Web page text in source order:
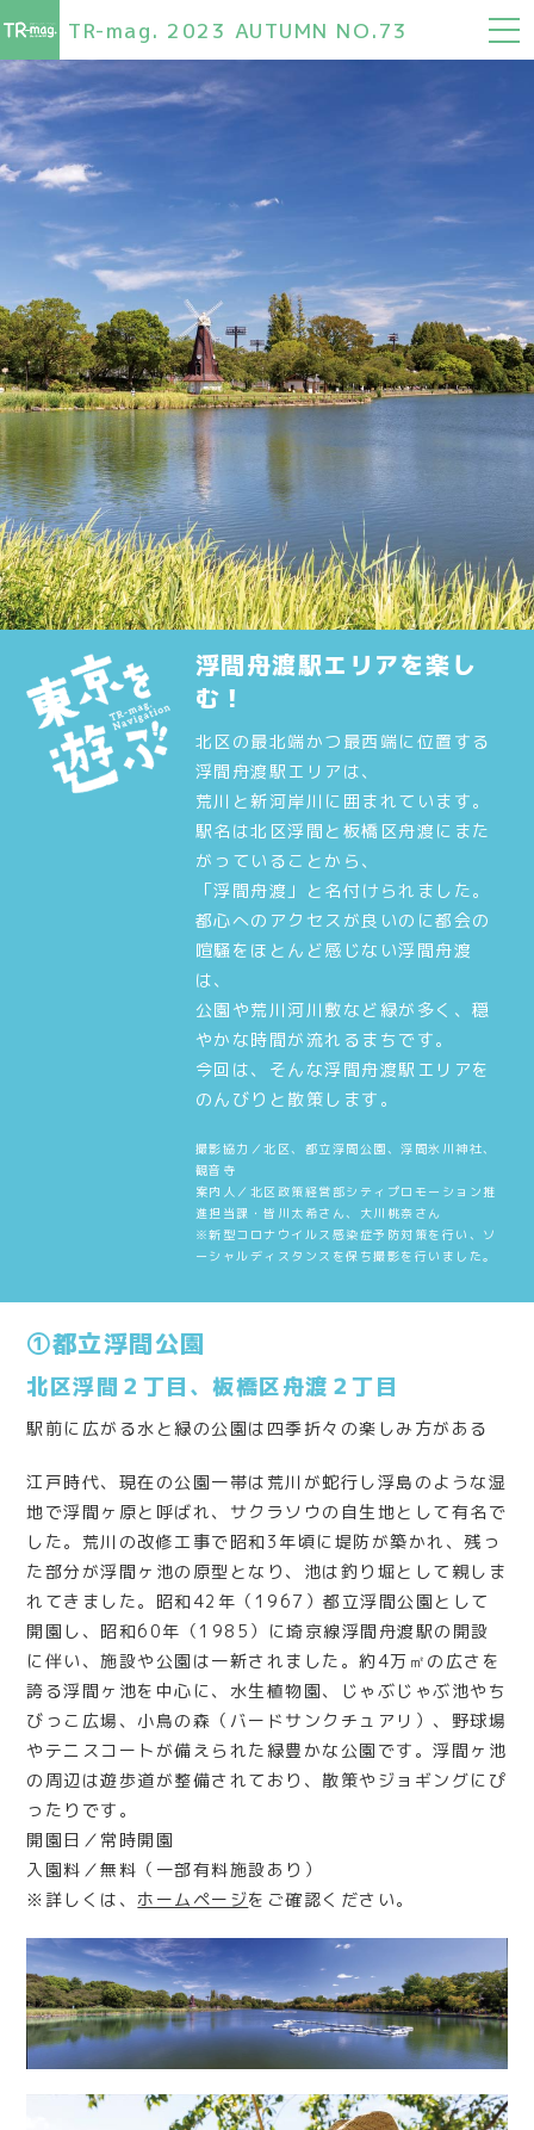
TR-mag. 2023 AUTUMN NO.73
浮間舟渡駅エリアを楽し
む！
北区の最北端かつ最西端に位置する
浮間舟渡駅エリアは、
荒川と新河岸川に囲まれています。
駅名は北区浮間と板橋区舟渡にまた
がっていることから、
「浮間舟渡」と名付けられました。
都心へのアクセスが良いのに都会の
喧騒をほとんど感じない浮間舟渡
は、
公園や荒川河川敷など緑が多く、穏
やかな時間が流れるまちです。
今回は、そんな浮間舟渡駅エリアを
のんびりと散策します。
撮影協力／北区、都立浮間公園、浮間氷川神社、
観音寺
案内人／北区政策経営部シティプロモーション推
進担当課・皆川太希さん、大川桃奈さん
※新型コロナウイルス感染症予防対策を行い、ソ
ーシャルディスタンスを保ち撮影を行いました。
①都立浮間公園
北区浮間２丁目、板橋区舟渡２丁目
駅前に広がる水と緑の公園は四季折々の楽しみ方がある
江戸時代、現在の公園一帯は荒川が蛇行し浮島のような湿
地で浮間ヶ原と呼ばれ、サクラソウの自生地として有名で
した。荒川の改修工事で昭和3年頃に堤防が築かれ、残っ
た部分が浮間ヶ池の原型となり、池は釣り堀として親しま
れてきました。昭和42年（1967）都立浮間公園として
開園し、昭和60年（1985）に埼京線浮間舟渡駅の開設
に伴い、施設や公園は一新されました。約4万㎡の広さを
誇る浮間ヶ池を中心に、水生植物園、じゃぶじゃぶ池やち
びっこ広場、小鳥の森（バードサンクチュアリ）、野球場
やテニスコートが備えられた緑豊かな公園です。浮間ヶ池
の周辺は遊歩道が整備されており、散策やジョギングにぴ
ったりです。
開園日／常時開園
入園料／無料（一部有料施設あり）
※詳しくは、 ホームページをご確認ください。